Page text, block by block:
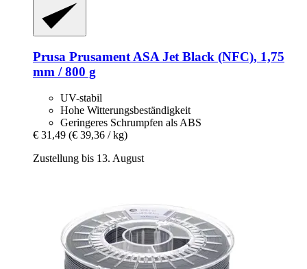
Prusa Prusament ASA Jet Black (NFC), 1,75
mm / 800 g
UV-stabil
Hohe Witterungsbeständigkeit
Geringeres Schrumpfen als ABS
€ 31,49 (€ 39,36 / kg)
Zustellung bis 13. August